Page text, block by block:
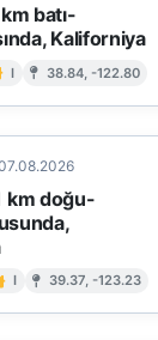
batı-
Kaliforniya
I 38.84, -122.80
km doğu-
I 39.37, -123.23